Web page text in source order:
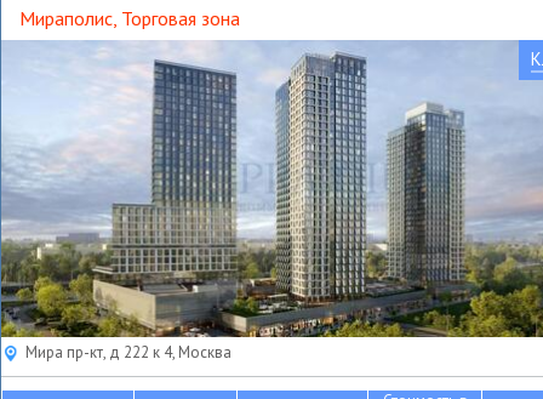
Мираполис, Торговая зона
Мира пр-кт, д 222 к 4, Москва